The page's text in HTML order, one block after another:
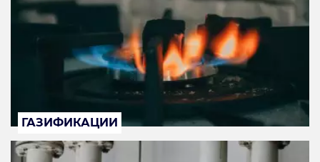
ГАЗИФИКАЦИИ